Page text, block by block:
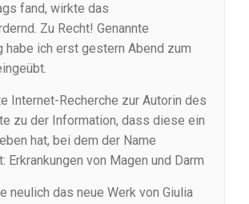
fand, wirkte das
Zu Recht! Genannte
habe ich erst gestern Abend zum
Internet-Recherche zur Autorin des
zu der Information, dass diese ein
hat, bei dem der Name
Erkrankungen von Magen und Darm
neulich das neue Werk von Giulia